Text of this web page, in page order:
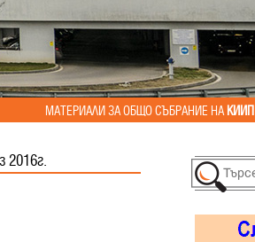
МАТЕРИАЛИ ЗА ОБЩО СЪБРАНИЕ НАКИИП
2016г.